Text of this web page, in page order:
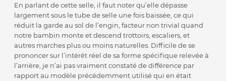
En parlant de cette selle, il faut noter qu’elle dépasse
largement sous le tube de selle une fois baissée, ce qui
réduit la garde au sol de l’engin, facteur non trivial quand
notre bambin monte et descend trottoirs, escaliers, et
autres marches plus ou moins naturelles. Difficile de se
prononcer sur l’intérêt réel de sa forme spécifique relevée à
l’arrière, je n’ai pas vraiment constaté de différence par
rapport au modèle précédemment utilisé qui en était